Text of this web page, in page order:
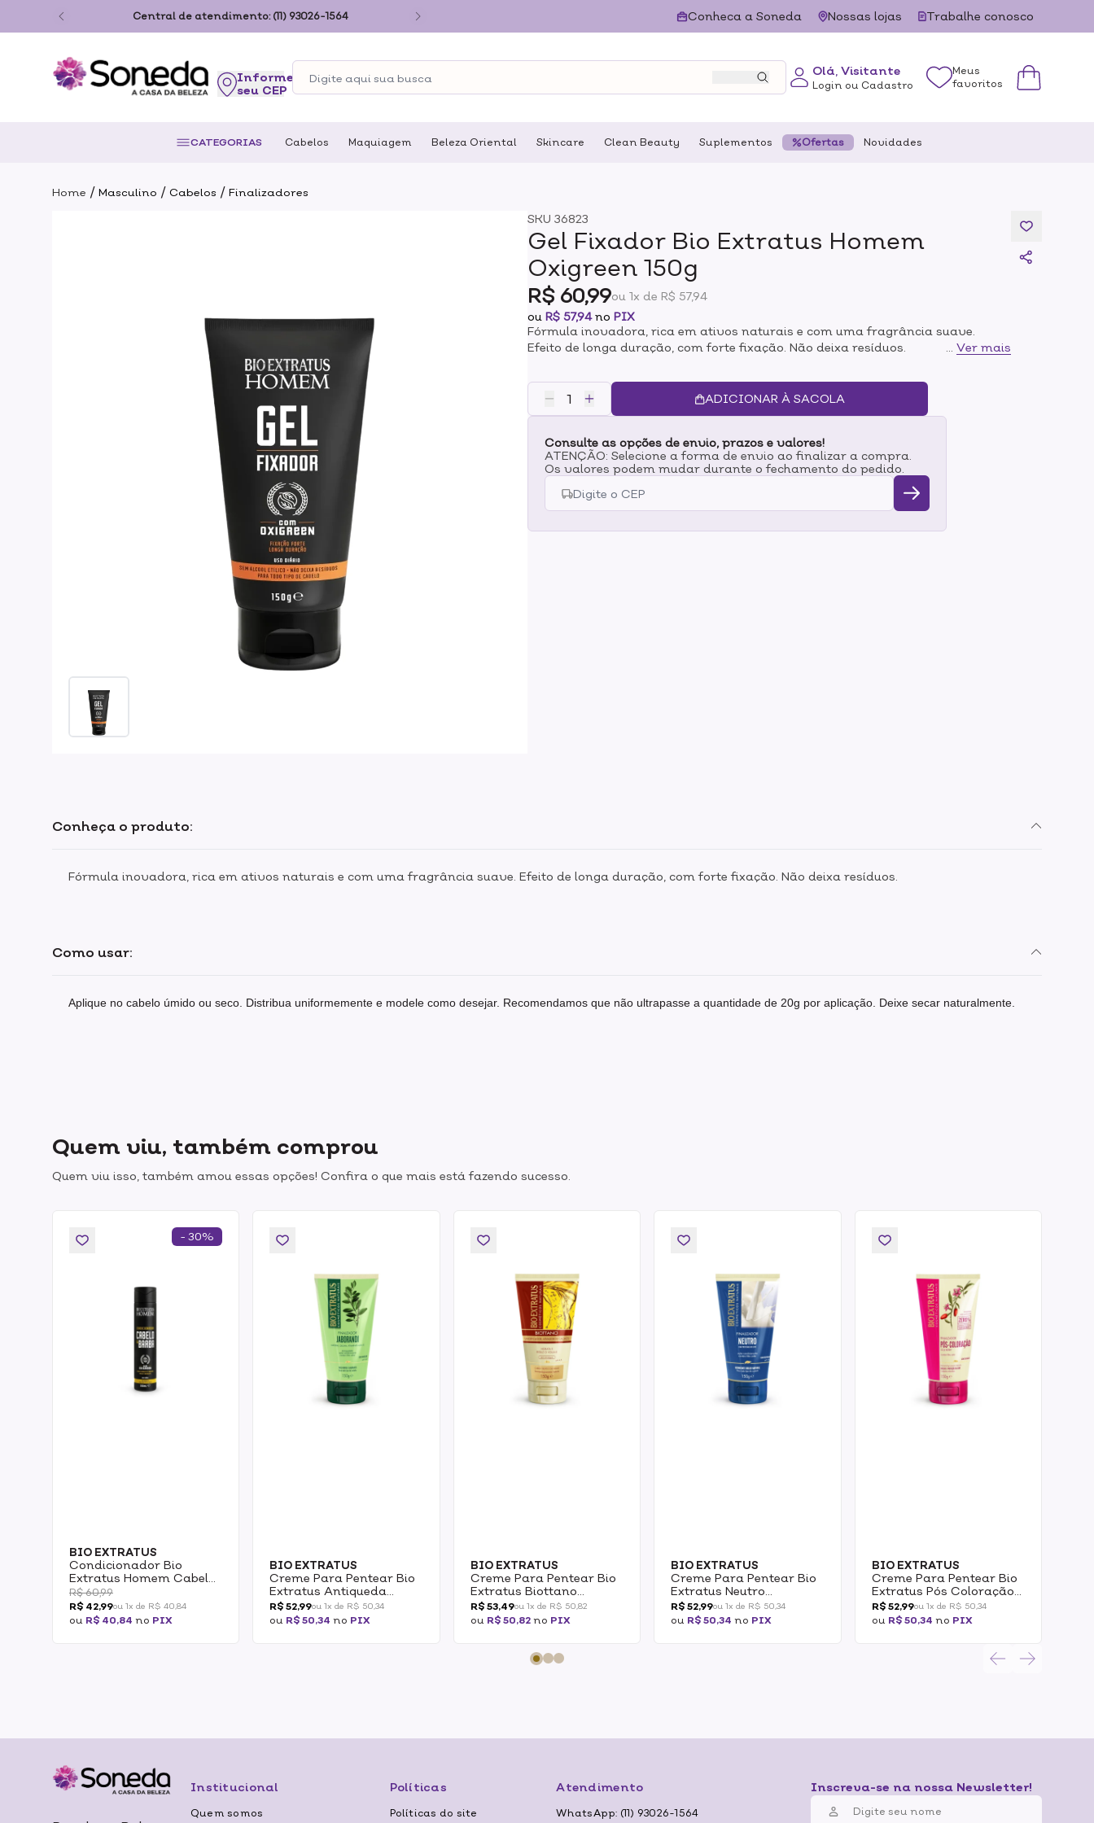
Central de atendimento: (11) 93026-1564 Conheca a Soneda Nossas lojas Trabalhe conosco
seu CEP
Olá, Visitante
Login ou Cadastro
Meus
favoritos
CATEGORIAS Cabelos Maquiagem Beleza Oriental Skincare Clean Beauty Suplementos Ofertas Novidades
Home / Masculino / Cabelos / Finalizadores
SKU36823
Gel Fixador Bio Extratus Homem
Oxigreen 150g
R$ 60,99ou 1x de R$ 57,94
ouR$ 57,94noPIX
Fórmula inovadora, rica em ativos naturais e com uma fragrância suave.
Efeito de longa duração, com forte fixação. Não deixa resíduos.
Ver mais
ADICIONAR À SACOLA
Consulte as opções de envio, prazos e valores!
ATENÇÃO: Selecione a forma de envio ao finalizar a compra.
Os valores podem mudar durante o fechamento do pedido.
Como usar:
Aplique no cabelo úmido ou seco. Distribua uniformemente e modele como desejar. Recomendamos que não ultrapasse a quantidade de 20g por aplicação. Deixe secar naturalmente.
Conheça o produto:
Fórmula inovadora, rica em ativos naturais e com uma fragrância suave. Efeito de longa duração, com forte fixação. Não deixa resíduos.
Quem viu, também comprou
Quem viu isso, também amou essas opções! Confira o que mais está fazendo sucesso.
BIO EXTRATUS
Condicionador Bio
Extratus Homem Cabelo
E Barba 300ml
R$ 60,99
R$ 42,99ou 1x de R$ 40,84
ou R$ 40,84 no PIX
- 30%
BIO EXTRATUS
Creme Para Pentear Bio
Extratus Antiqueda
Jaborandi 150g
R$ 52,99ou 1x de R$ 50,34
ou R$ 50,34 no PIX
BIO EXTRATUS
Creme Para Pentear Bio
Extratus Biottano
Ativador De Cachos 150g
R$ 53,49ou 1x de R$ 50,82
ou R$ 50,82no PIX
BIO EXTRATUS
Creme Para Pentear Bio
Extratus Neutro
Proteínas Do Leite 150g
R$ 52,99ou 1x de R$ 50,34
ou R$ 50,34 no PIX
BIO EXTRATUS
Creme Para Pentear Bio
Extratus Pós Coloração
Goji Berry 150g
R$ 52,99ou 1x de R$ 50,34
ou R$ 50,34 no PIX
Institucional
Quem somos
Políticas
Políticas do site
Atendimento
WhatsApp: (11) 93026-1564
Inscreva-se na nossa Newsletter!